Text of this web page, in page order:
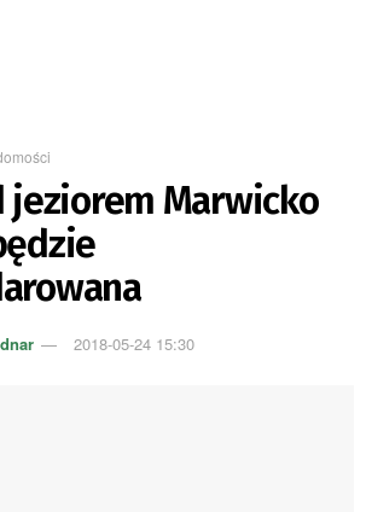
jeziorem Marwicko
2018-05-24 15:30